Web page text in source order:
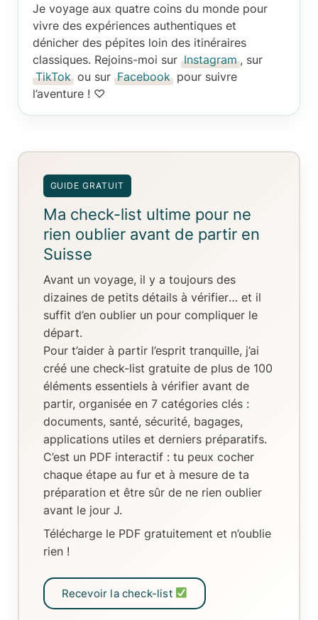
Je voyage aux quatre coins du monde pour
vivre des expériences authentiques et
dénicher des pépites loin des itinéraires
classiques. Rejoins-moi sur Instagram , sur
TikTok ou sur Facebook pour suivre
l’aventure ! ♡
GUIDE GRATUIT
Ma check-list ultime pour ne
rien oublier avant de partir en
Suisse
Avant un voyage, il y a toujours des
dizaines de petits détails à vérifier… et il
suffit d’en oublier un pour compliquer le
départ.
Pour t’aider à partir l’esprit tranquille, j’ai
créé une check-list gratuite de plus de 100
éléments essentielsà vérifier avant de
partir, organisée en 7 catégories clés:
documents, santé, sécurité, bagages,
applications utiles et derniers préparatifs.
C’est un PDF interactif: tu peux cocher
chaque étape au fur et à mesure de ta
préparationet être sûr de ne rien oublier
avant le jour J.
Télécharge le PDF gratuitement et n’oublie
rien !
Recevoir la check-list